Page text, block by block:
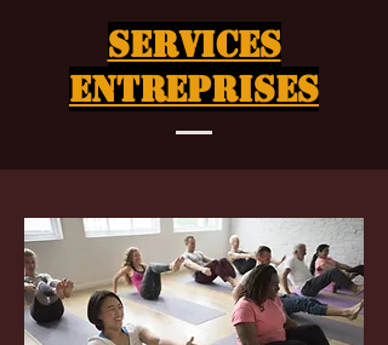
Services
ENTREPRISES